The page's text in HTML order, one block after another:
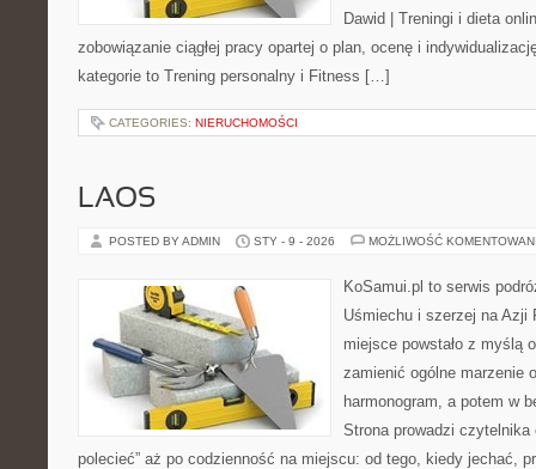
Dawid | Treningi i dieta
zobowiązanie ciągłej pracy opartej o plan, ocenę i
kategorie to Trening personalny i Fitness […]
CATEGORIES: NIERUCHOMOŚCI
LAOS
POSTED BY ADMIN STY - 9 - 2026 MOŻLIWOŚĆ
KoSamui.pl to serwis
Uśmiechu i szerzej na Azji
miejsce powstało z myślą
zamienić ogólne marzenie
harmonogram, a potem w
Strona prowadzi czytelnika
polecieć” aż po codzienność na miejscu: od tego, kiedy jechać,